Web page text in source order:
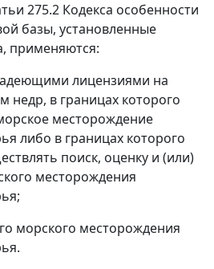
275.2 Кодекса особенности
базы, установленные
применяются:
лицензиями на
недр, в границах которого
месторождение
либо в границах которого
поиск, оценку и (или)
месторождения
морского месторождения